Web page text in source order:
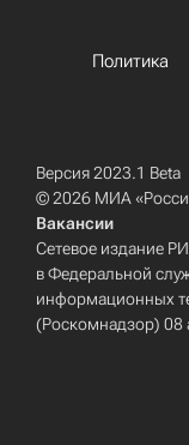
Политика
Версия 2023.1 Beta
© 2026 МИА
Вакансии
Сетевое издание
в Федеральной
информационных
(Роскомнадзор) 08